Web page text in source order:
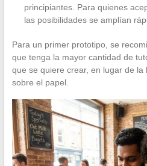
principiantes. Para quienes
las posibilidades se amplían
Para un primer prototipo, se
que tenga la mayor cantidad de
que se quiere crear, en lugar de
sobre el papel.